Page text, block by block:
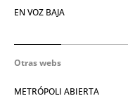
EN VOZ BAJA
Otras webs
METRÓPOLI ABIERTA